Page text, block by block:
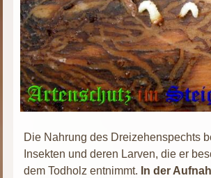
Die Nahrung des Dreizehenspechts
Insekten und deren Larven, die er
dem Todholz entnimmt. In der